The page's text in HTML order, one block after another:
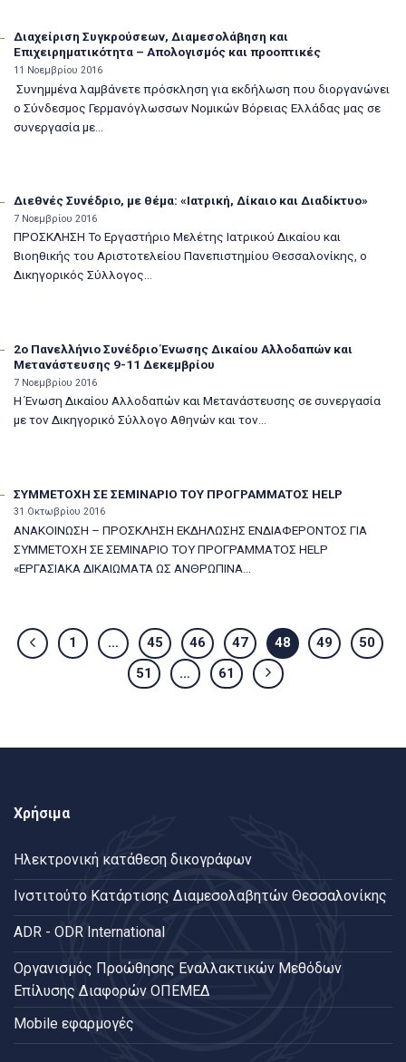
Διαχείριση Συγκρούσεων, Διαμεσολάβηση και
Επιχειρηματικότητα – Απολογισμός και προοπτικές
11 Νοεμβρίου 2016
Συνημμένα λαμβάνετε πρόσκληση για εκδήλωση που διοργανώνει
ο Σύνδεσμος Γερμανόγλωσσων Νομικών Βόρειας Ελλάδας μας σε
συνεργασία με...
Διεθνές Συνέδριο, με θέμα: «Ιατρική, Δίκαιο και Διαδίκτυο»
7 Νοεμβρίου 2016
ΠΡΟΣΚΛΗΣΗ Το Εργαστήριο Μελέτης Ιατρικού Δικαίου και
Βιοηθικής του Αριστοτελείου Πανεπιστημίου Θεσσαλονίκης, ο
Δικηγορικός Σύλλογος...
2ο Πανελλήνιο Συνέδριο Ένωσης Δικαίου Αλλοδαπών και
Μετανάστευσης 9-11 Δεκεμβρίου
7 Νοεμβρίου 2016
Η Ένωση Δικαίου Αλλοδαπών και Μετανάστευσης σε συνεργασία
με τον Δικηγορικό Σύλλογο Αθηνών και τον...
ΣΥΜMΕΤΟΧΗ ΣΕ ΣΕΜIΝΑΡΙΟ ΤΟΥ ΠΡΟΓΡΑΜΜΑΤΟΣ HELP
31 Οκτωβρίου 2016
ΑΝΑΚΟΙΝΩΣΗ – ΠΡΟΣΚΛΗΣΗ ΕΚΔΗΛΩΣΗΣ ΕΝΔΙΑΦΕΡΟΝΤΟΣ ΓΙΑ
ΣΥΜΜΕΤΟΧΗ ΣΕ ΣΕΜΙΝΑΡΙΟ ΤΟΥ ΠΡΟΓΡΑΜΜΑΤΟΣ HELP
«ΕΡΓΑΣΙΑΚΑ ΔΙΚΑΙΩΜΑΤΑ ΩΣ ΑΝΘΡΩΠΙΝΑ...
1 … 45 46 47 48 49
50
51
… 61
Χρήσιμα
Ηλεκτρονική κατάθεση δικογράφων
Ινστιτούτο Κατάρτισης Διαμεσολαβητών Θεσσαλονίκης
ADR - ODR International
Oργανισμός Προώθησης Εναλλακτικών Μεθόδων
Επίλυσης Διαφορών ΟΠΕΜΕΔ
Mobile εφαρμογές